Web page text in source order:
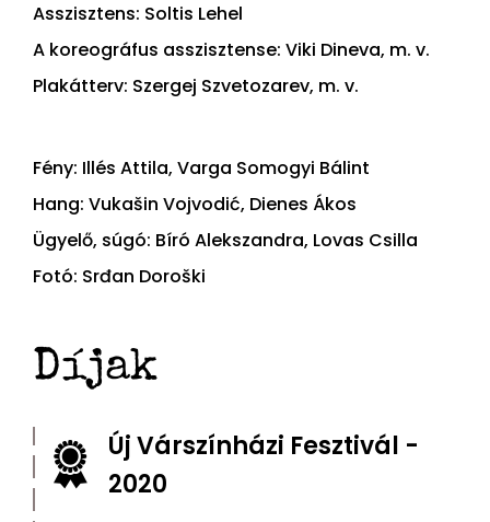
Asszisztens: Soltis Lehel
A koreográfus asszisztense: Viki Dineva, m. v.
Plakátterv: Szergej Szvetozarev, m. v.
Fény: Illés Attila, Varga Somogyi Bálint
Hang: Vukašin Vojvodić, Dienes Ákos
Ügyelő, súgó: Bíró Alekszandra, Lovas Csilla
Fotó: Srđan Doroški
Díjak
Új Várszínházi Fesztivál -
2020